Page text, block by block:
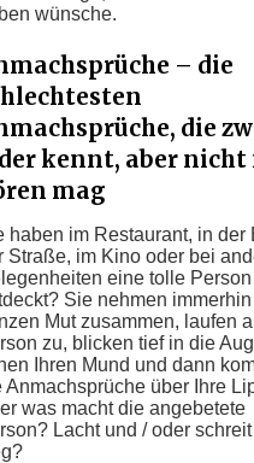
wünsche.
– die
die
kennt, aber nicht
mag
haben im Restaurant, in der
Straße, im Kino oder bei
eine tolle Person
Sie nehmen
Mut zusammen, laufen
zu, blicken tief in die
Ihren Mund und dann
Anmachsprüche über Ihre
was macht die angebetete
Lacht und / oder